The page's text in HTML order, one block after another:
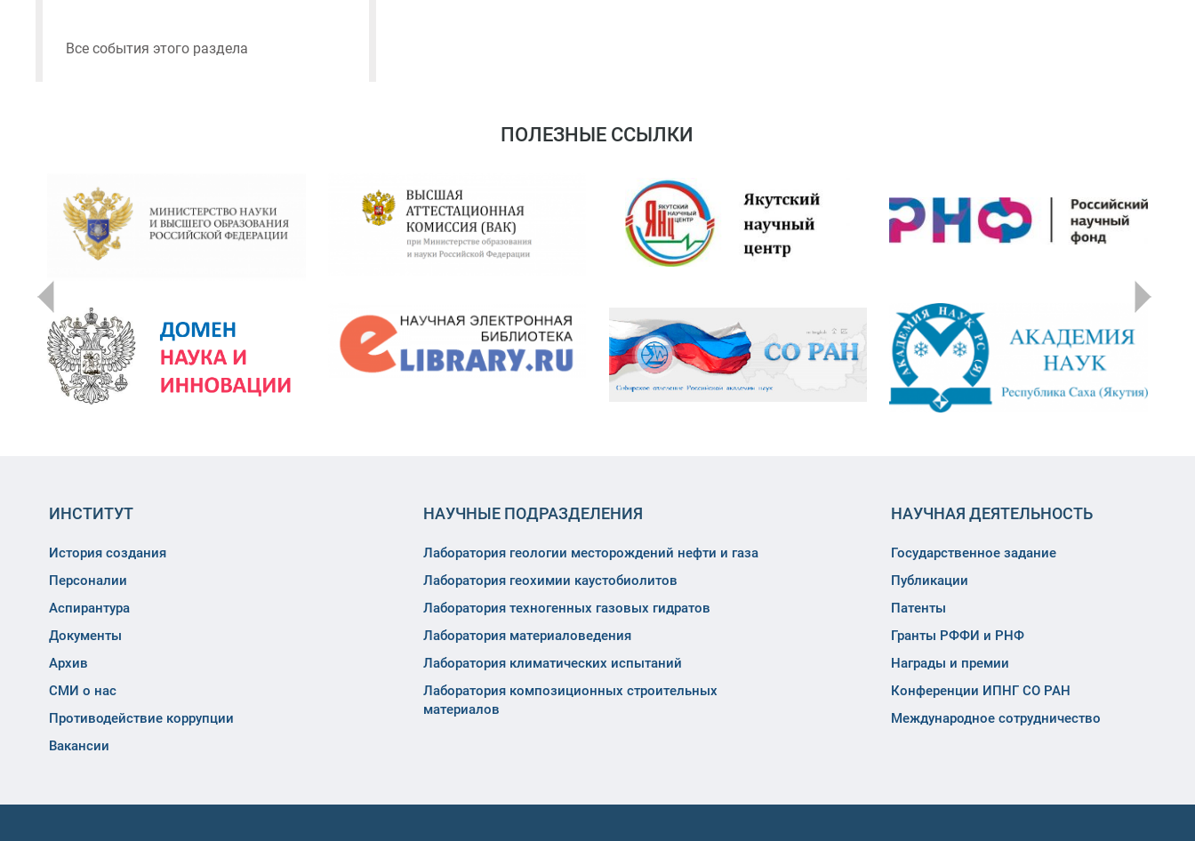
Все события этого раздела
ПОЛЕЗНЫЕ ССЫЛКИ
ИНСТИТУТ
История создания
Персоналии
Аспирантура
Документы
Архив
СМИ о нас
Противодействие коррупции
Вакансии
НАУЧНЫЕ ПОДРАЗДЕЛЕНИЯ
Лаборатория геологии месторождений нефти и газа
Лаборатория геохимии каустобиолитов
Лаборатория техногенных газовых гидратов
Лаборатория материаловедения
Лаборатория климатических испытаний
Лаборатория композиционных строительных
материалов
НАУЧНАЯ ДЕЯТЕЛЬНОСТЬ
Государственное задание
Публикации
Патенты
Гранты РФФИ и РНФ
Награды и премии
Конференции ИПНГ СО РАН
Международное сотрудничество